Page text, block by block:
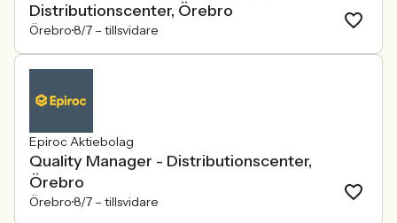
Distributionscenter, Örebro
Örebro8/7 – tillsvidare
Epiroc Aktiebolag
Quality Manager - Distributionscenter,
Örebro
Örebro8/7 – tillsvidare